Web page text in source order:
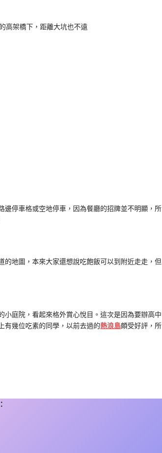
高架橋下，距離大坑也不遠
停車格或空地停車，因為餐廳的招牌並不明顯，所
地圖，本來大家還想說吃飽飯可以到附近走走，但
庭院，看起來格外賞心悅目。這次是因為要辦高中
有幾位吃素的同學，以前去過的熱浪島頗受好評，所